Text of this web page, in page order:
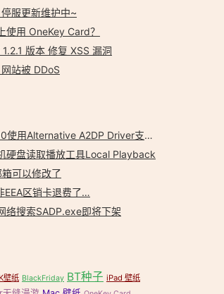
服更新维护中~
使用 OneKey Card？
版本 修复 XSS 漏洞
站被 DDoS
WIN11 / WIN10使用Alternative A2DP Driver支持LDAC
硬盘读取播放工具Local Playback
可以修改了
EEA区销卡退费了…
络搜索SADP.exe即将下架
壁纸 BlackFriday BT种子 iPad 壁纸